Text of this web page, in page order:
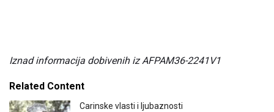
Iznad informacija dobivenih iz AFPAM36-2241V1
Related Content
Carinske vlasti i ljubaznosti